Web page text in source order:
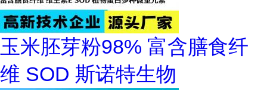
玉米胚芽粉98% 富含膳食纤
维 SOD 斯诺特生物